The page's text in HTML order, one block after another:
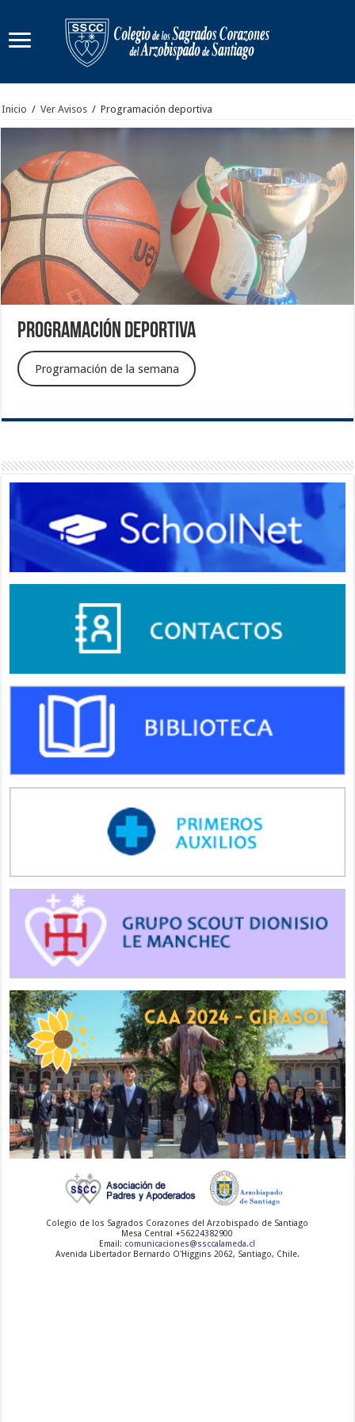
Inicio / Ver Avisos / Programación deportiva
Programación deportiva
Programación de la semana
Colegio de los Sagrados Corazones del Arzobispado de Santiago
Mesa Central +56224382900
Email: comunicaciones@ssccalameda.cl
Avenida Libertador Bernardo O'Higgins 2062, Santiago, Chile.